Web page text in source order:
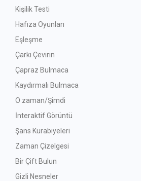
Kişilik Testi
Hafıza Oyunları
Eşleşme
Çarkı Çevirin
Çapraz Bulmaca
Kaydırmalı Bulmaca
O zaman/Şimdi
İnteraktif Görüntü
Şans Kurabiyeleri
Zaman Çizelgesi
Bir Çift Bulun
Gizli Nesneler